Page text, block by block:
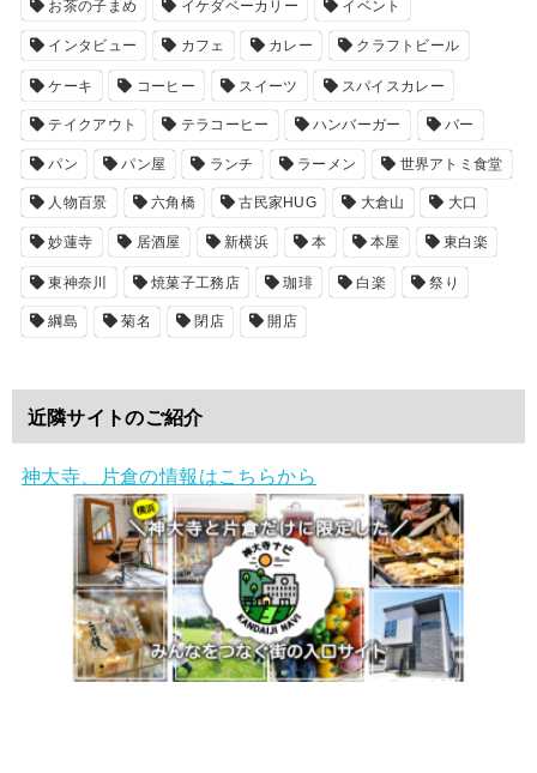
お茶の子まめ イケダベーカリー イベント
インタビュー カフェ カレー クラフトビール
ケーキ コーヒー スイーツ スパイスカレー
テイクアウト テラコーヒー ハンバーガー バー
パン パン屋 ランチ ラーメン 世界アトミ食堂
人物百景 六角橋 古民家HUG 大倉山 大口
妙蓮寺 居酒屋 新横浜 本 本屋 東白楽
東神奈川 焼菓子工務店 珈琲 白楽 祭り
綱島 菊名 閉店 開店
近隣サイトのご紹介
神大寺、片倉の情報はこちらから